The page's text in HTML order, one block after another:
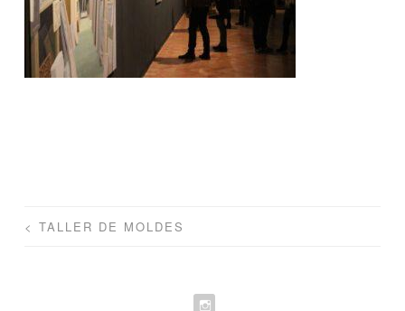
Navegación
< TALLER DE MOLDES